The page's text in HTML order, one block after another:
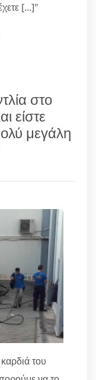
[...]"
στο
είστε
μεγάλη
του